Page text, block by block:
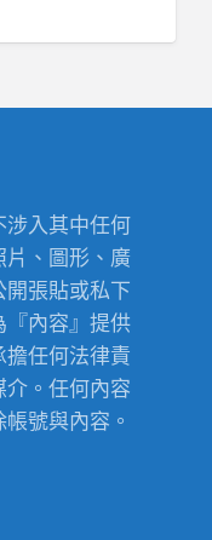
涉入其中任何
片、圖形、廣
張貼或私下
『內容』提供
任何法律責
。任何內容
號與內容。